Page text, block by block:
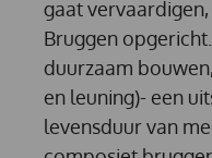
gaat vervaardigen,
Bruggen
duurzaam
en leuning)- een
levensduur van